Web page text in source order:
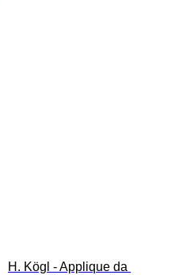
H. Kögl - Applique da